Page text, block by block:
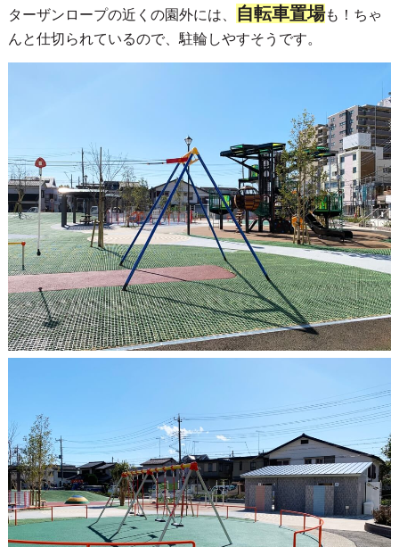
ターザンロープの近くの園外には、 自転車置場も！ちゃ
んと仕切られているので、駐輪しやすそうです。